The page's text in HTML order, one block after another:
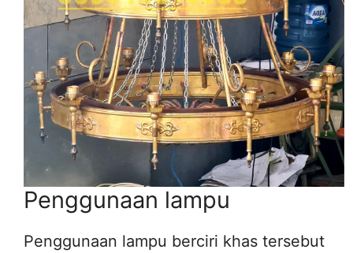
Penggunaan lampu
Penggunaan lampu berciri khas tersebut